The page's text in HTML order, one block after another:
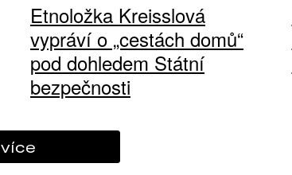
Etnoložka Kreisslová
vypráví o „cestách domů“
pod dohledem Státní
bezpečnosti
více